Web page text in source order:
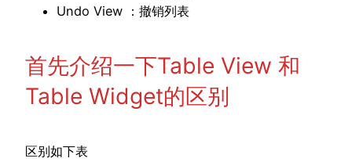
Undo View ：撤销列表
首先介绍一下Table View 和
Table Widget的区别
区别如下表